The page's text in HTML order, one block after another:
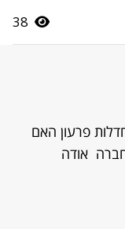
38
פרעון האם
אודה